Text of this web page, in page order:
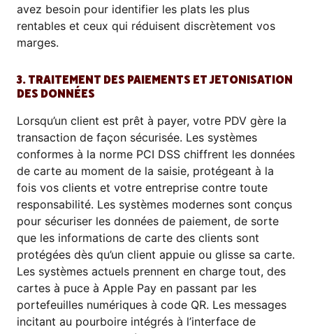
avez besoin pour identifier les plats les plus
rentables et ceux qui réduisent discrètement vos
marges.
3. TRAITEMENT DES PAIEMENTS ET JETONISATION
DES DONNÉES
Lorsqu’un client est prêt à payer, votre PDV gère la
transaction de façon sécurisée. Les systèmes
conformes à la norme PCI DSS chiffrent les données
de carte au moment de la saisie, protégeant à la
fois vos clients et votre entreprise contre toute
responsabilité. Les systèmes modernes sont conçus
pour sécuriser les données de paiement, de sorte
que les informations de carte des clients sont
protégées dès qu’un client appuie ou glisse sa carte.
Les systèmes actuels prennent en charge tout, des
cartes à puce à Apple Pay en passant par les
portefeuilles numériques à code QR. Les messages
incitant au pourboire intégrés à l’interface de